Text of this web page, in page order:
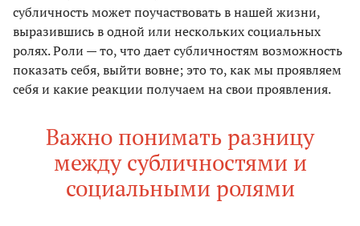
субличность может поучаствовать в нашей жизни,
выразившись в одной или нескольких социальных
ролях. Роли — то, что дает субличностям возможность
показать себя, выйти вовне; это то, как мы проявляем
себя и какие реакции получаем на свои проявления.
Важно понимать разницу
между субличностями и
социальными ролями